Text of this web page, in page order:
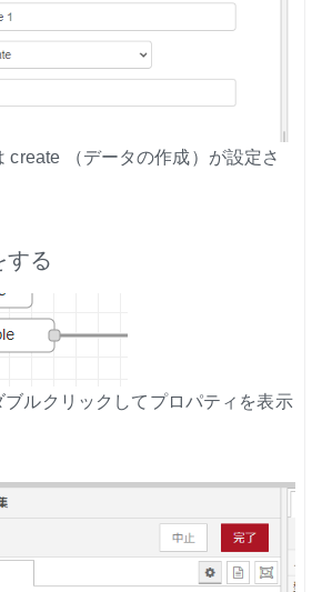
create （データの作成）が設定さ
する
ルクリックしてプロパティを表示